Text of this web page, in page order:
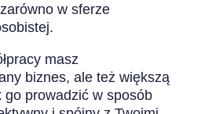
w sferze
masz
biznes, ale też większą
prowadzić w sposób